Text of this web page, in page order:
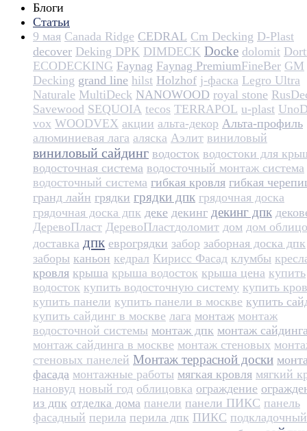
Блоги
Статьи
9 мая Canada Ridge CEDRAL Cm Decking D-Plast
decover Deking DPK DIMDECK Docke dolomit
ECODECKING Faynag Faynag Premium​​​​​​​​​​FineBer GM
Decking grand line hilst Holzhof j-фаска Legro Ultra
Naturale MultiDeck NANOWOOD royal stone
Savewood SEQUOIA tecos TERRAPOL u-plast
vox WOODVEX акции альта-декор Альта-профиль
алюминиевая лага аляска Аэлит виниловый
виниловый сайдинг водосток водостоки для
водосточная система водосточный монтаж система
водосточный система гибкая кровля гибкая
гранд лайн грядки грядки дпк грядочная доска
грядочная доска дпк деке декинг декинг дпк
ДеревоПласт ДеревоПласт​доломит дом дом
доставка дпк еврогрядки забор заборная доска дпк
заборы каньон кедрал Кирисс Фасад клумбы
кровля крыша крыша водосток крыша цена купить
водосток купить водосточную систему купить
купить панели купить панели в москве купить
купить сайдинг в москве лага монтаж монтаж
водосточной системы монтаж дпк монтаж
монтаж сайдинга в москве монтаж стеновых
стеновых панелей Монтаж террасной доски
фасада монтажные работы мягкая кровля мягкий
нановуд новый год облицовка ограждение
из дпк отделка дома панели панели ПИКС панель
фасадный перила перила дпк ПИКС подкладочный